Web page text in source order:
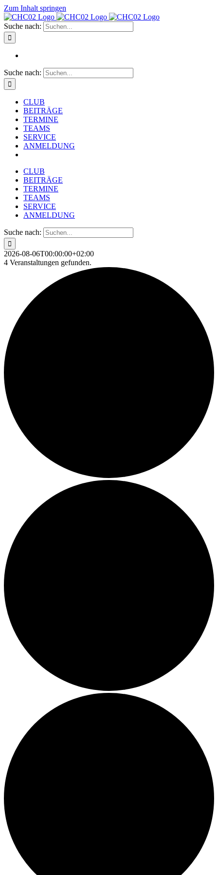
Zum Inhalt springen
Suche nach:
Suche nach:
CLUB
BEITRÄGE
TERMINE
TEAMS
SERVICE
ANMELDUNG
CLUB
BEITRÄGE
TERMINE
TEAMS
SERVICE
ANMELDUNG
Suche nach:
2026-08-06T00:00:00+02:00
4 Veranstaltungen gefunden.